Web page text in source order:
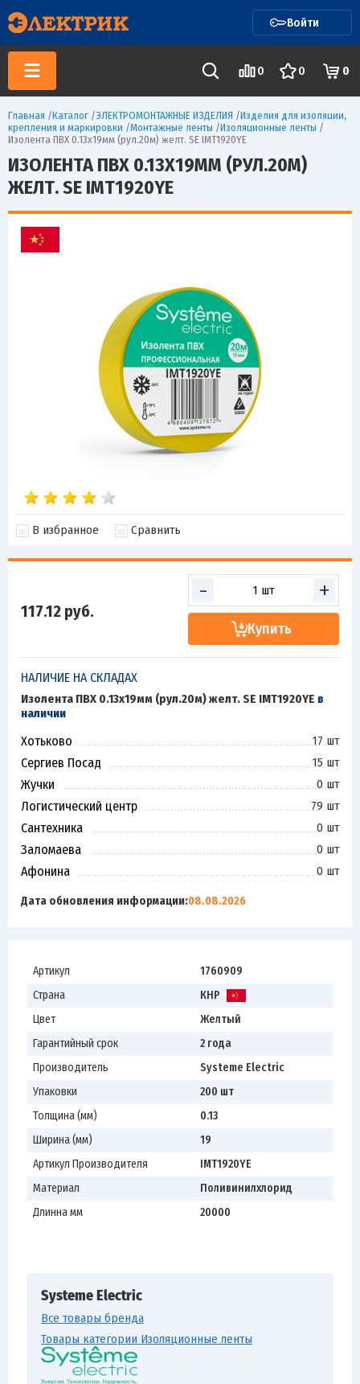
Войти
0 0 0
Главная /Каталог /ЭЛЕКТРОМОНТАЖНЫЕ ИЗДЕЛИЯ /Изделия для изоляции,
крепления и маркировки /Монтажные ленты /Изоляционные ленты /
Изолента ПВХ 0.13х19мм (рул.20м) желт. SE IMT1920YE
ИЗОЛЕНТА ПВХ 0.13Х19ММ (РУЛ.20М)
ЖЕЛТ. SE IMT1920YE
В избранное Сравнить
117.12 руб.
- +
Купить
НАЛИЧИЕ НА СКЛАДАХ
Изолента ПВХ 0.13х19мм (рул.20м) желт. SE IMT1920YE в
наличии
Хотьково 17 шт
Сергиев Посад 15 шт
Жучки 0 шт
Логистический центр 79 шт
Сантехника 0 шт
Заломаева 0 шт
Афонина 0 шт
Дата обновления информации:08.08.2026
Артикул
1760909
Страна
КНР
Цвет
Желтый
Гарантийный срок
2 года
Производитель
Systeme Electric
Упаковки
200 шт
Толщина (мм)
0.13
Ширина (мм)
19
Артикул Производителя
IMT1920YE
Материал
Поливинилхлорид
Длинна мм
20000
Systeme Electric
Все товары бренда
Товары категории Изоляционные ленты